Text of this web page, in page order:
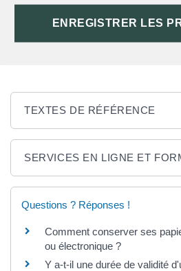
ENREGISTRER LES
TEXTES DE RÉFÉRENCE
SERVICES EN LIGNE ET
Questions ? Réponses !
Comment conserver ses
ou électronique ?
Y a-t-il une durée de validité